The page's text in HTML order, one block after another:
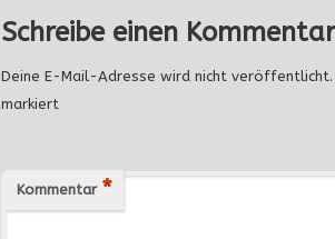
Schreibe einen Kommentar
Deine E-Mail-Adresse wird nicht veröffentlicht.
markiert
Kommentar *